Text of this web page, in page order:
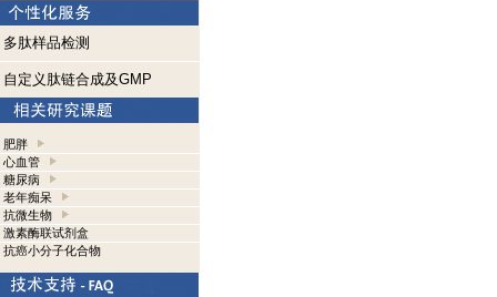
多肽样品检测
自定义肽链合成及GMP
肥胖
心血管
糖尿病
老年痴呆
抗微生物
激素酶联试剂盒
抗癌小分子化合物